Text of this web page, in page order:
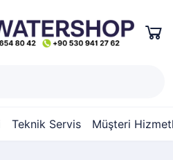
Teknik Servis Müşteri